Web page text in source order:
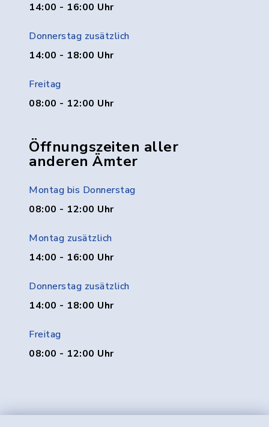
14:00 - 16:00 Uhr
Donnerstag zusätzlich
14:00 - 18:00 Uhr
Freitag
08:00 - 12:00 Uhr
Öffnungszeiten aller
anderen Ämter
Montag bis Donnerstag
08:00 - 12:00 Uhr
Montag zusätzlich
14:00 - 16:00 Uhr
Donnerstag zusätzlich
14:00 - 18:00 Uhr
Freitag
08:00 - 12:00 Uhr